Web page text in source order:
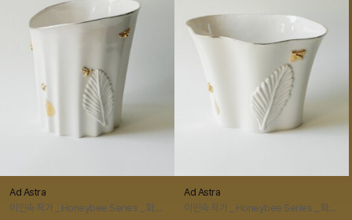
Ad Astra
이인숙 작가 _ Honeybee Series _ 화병 대
Ad Astra
이인숙 작가 _ Honeybee Series _ 화병 중